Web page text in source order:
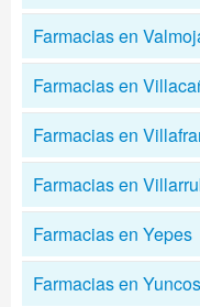
Farmacias en
Farmacias en
Farmacias en
Farmacias en
Farmacias en Yepes
Farmacias en Yuncos